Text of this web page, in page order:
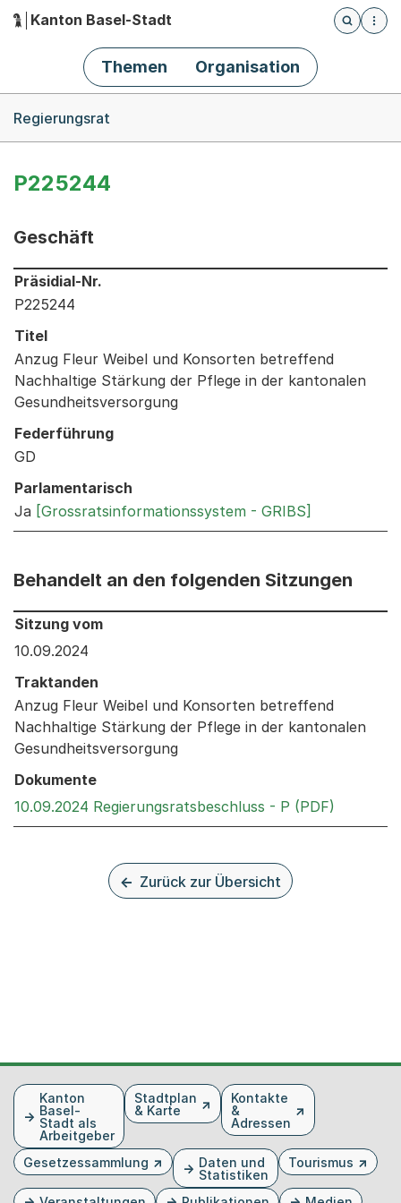
Hauptnavigation
Kanton Basel-Stadt
Öffnet
Themen Organisation
Regierungsrat
P225244
Geschäft
Informationen zum Ausgewählten Geschäft
Präsidial-Nr.
P225244
Titel
Anzug Fleur Weibel und Konsorten betreffend
Nachhaltige Stärkung der Pflege in der kantonalen
Gesundheitsversorgung
Federführung
GD
Parlamentarisch
Ja [Grossratsinformationssystem - GRIBS]
Behandelt an den folgenden Sitzungen
Behandelt an den folgenden Sitzungen: Informationen
Sitzung vom
10.09.2024
Traktanden
Anzug Fleur Weibel und Konsorten betreffend
Nachhaltige Stärkung der Pflege in der kantonalen
Gesundheitsversorgung
Dokumente
10.09.2024 Regierungsratsbeschluss - P (PDF)
Zurück zur Übersicht
FusszeileKanton
Basel-
Stadt als
Arbeitgeber
Stadtplan
& Karte
Kontakte
&
Adressen
Gesetzessammlung
Daten und
Statistiken
Tourismus